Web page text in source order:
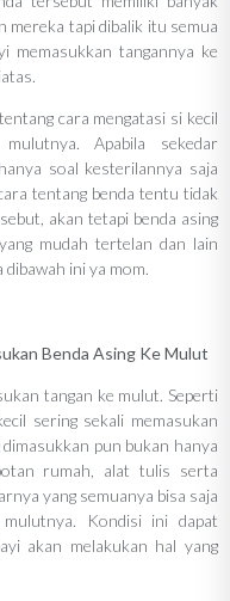
mereka tapi dibalik itu semua
memasukkan tangannya ke
cara mengatasi si kecil
Apabila sekedar
soal kesterilannya saja
tentang benda tentu tidak
akan tetapi benda asing
mudah tertelan dan lain
ini ya mom.
Benda Asing Ke Mulut
tangan ke mulut. Seperti
sering sekali memasukan
pun bukan hanya
rumah, alat tulis serta
yang semuanya bisa saja
Kondisi ini dapat
akan melakukan hal yang